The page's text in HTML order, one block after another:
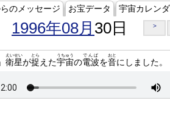
のメッセージ お宝データ 宇宙カレン
1996年08月 30日 >
衛星
えいせい
が捉
とら
えた宇宙
うちゅう
の電波
でんぱ
を音
おと
にしました。